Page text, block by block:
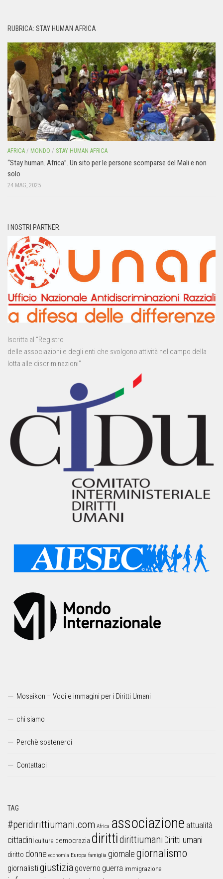
RUBRICA: STAY HUMAN AFRICA
AFRICA / MONDO / STAY HUMAN AFRICA
“Stay human. Africa”. Un sito per le persone scomparse del Mali e non
solo
24 MAG, 2025
I NOSTRI PARTNER:
Iscritta al “Registro
delle associazioni e degli enti che svolgono attività nel campo della
lotta alle discriminazioni”
Mosaikon – Voci e immagini per i Diritti Umani
chi siamo
Perchè sostenerci
Contattaci
TAG
#peridirittiumani.com Africa associazione attualità
cittadini cultura democrazia dirittidirittiumani Diritti umani
diritto donne economia Europa famiglia giornalegiornalismo
giornalistigiustizia governo guerra immigrazione